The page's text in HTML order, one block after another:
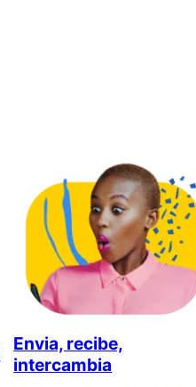
Envia, recibe,
intercambia